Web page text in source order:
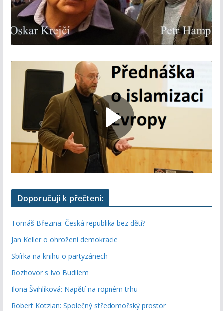
Doporučuji k přečtení:
Tomáš Březina: Česká republika bez dětí?
Jan Keller o ohrožení demokracie
Sbírka na knihu o partyzánech
Rozhovor s Ivo Budilem
Ilona Švihlíková: Napětí na ropném trhu
Robert Kotzian: Společný středomořský prostor